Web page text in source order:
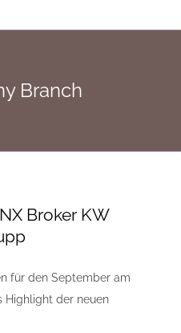
Branch
Broker KW
für den September am
Highlight der neuen